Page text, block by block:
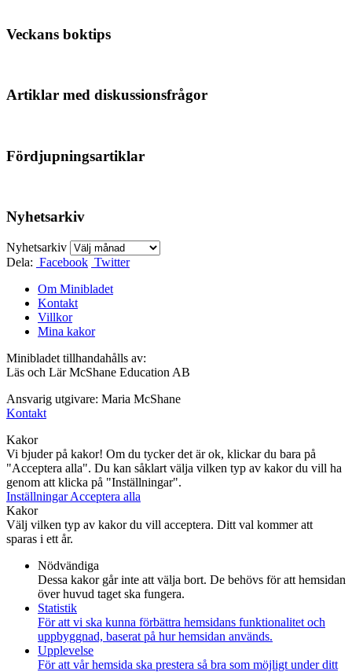
Veckans boktips
Artiklar med diskussionsfrågor
Fördjupningsartiklar
Nyhetsarkiv
Nyhetsarkiv
Dela: Facebook Twitter
Om Minibladet
Kontakt
Villkor
Mina kakor
Minibladet tillhandahålls av:
Läs och Lär McShane Education AB
Ansvarig utgivare: Maria McShane
Kontakt
Kakor
Vi bjuder på kakor! Om du tycker det är ok, klickar du bara på
"Acceptera alla". Du kan såklart välja vilken typ av kakor du vill ha
genom att klicka på "Inställningar".
InställningarAcceptera alla
Kakor
Välj vilken typ av kakor du vill acceptera. Ditt val kommer att
sparas i ett år.
Nödvändiga
Dessa kakor går inte att välja bort. De behövs för att hemsidan
över huvud taget ska fungera.
Statistik
För att vi ska kunna förbättra hemsidans funktionalitet och
uppbyggnad, baserat på hur hemsidan används.
Upplevelse
För att vår hemsida ska prestera så bra som möjligt under ditt